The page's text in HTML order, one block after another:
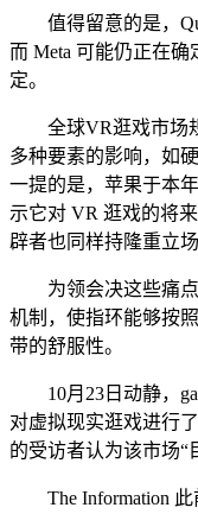
值得留意的是，
而 Meta 可能仍正在
定。
全球VR逛戏市场规
多种要素的影响，如
一提的是，苹果于本
示它对 VR 逛戏的将
辟者也同样持隆重立场
为领会决这些痛点
机制，使指环能够按
带的舒服性。
10月23日动静，
对虚拟现实逛戏进行
的受访者认为该市场“
The Information 此